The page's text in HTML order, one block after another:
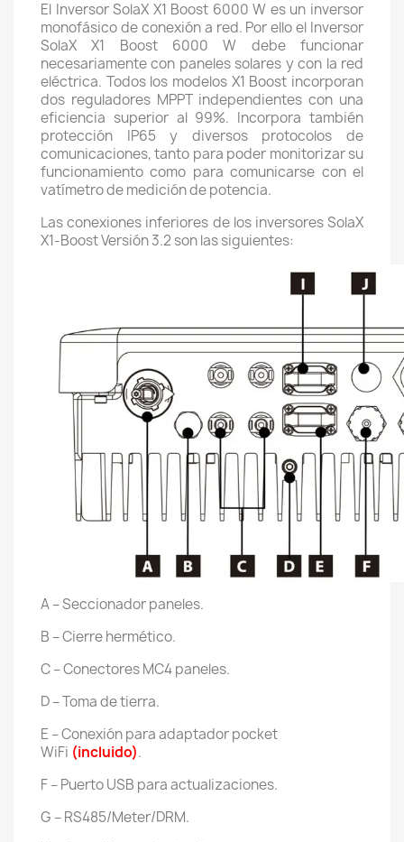
El Inversor SolaX X1 Boost 6000 W es un inversor
monofásico de conexión a red. Por ello el Inversor
SolaX X1 Boost 6000 W debe funcionar
necesariamente con paneles solares y con la red
eléctrica. Todos los modelos X1 Boost incorporan
dos reguladores MPPT independientes con una
eficiencia superior al 99%. Incorpora también
protección IP65 y diversos protocolos de
comunicaciones, tanto para poder monitorizar su
funcionamiento como para comunicarse con el
vatímetro de medición de potencia.
Las conexiones inferiores de los inversores SolaX
X1-Boost Versión 3.2 son las siguientes:
A – Seccionador paneles.
B – Cierre hermético.
C – Conectores MC4 paneles.
D – Toma de tierra.
E – Conexión para adaptador pocket
WiFi (incluido).
F – Puerto USB para actualizaciones.
G – RS485/Meter/DRM.